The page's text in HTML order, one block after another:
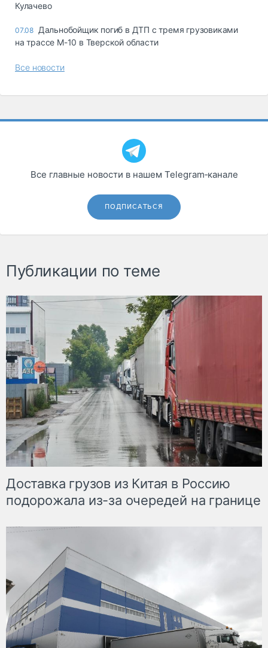
Кулачево
07.08 Дальнобойщик погиб в ДТП с тремя грузовиками
на трассе М-10 в Тверской области
Все новости
Все главные новости в нашем Telegram‑канале
ПОДПИСАТЬСЯ
Публикации по теме
Доставка грузов из Китая в Россию
подорожала из-за очередей на границе